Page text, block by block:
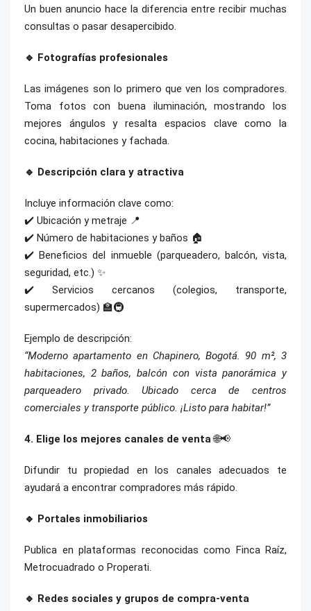
Un buen anuncio hace la diferencia entre recibir muchas
consultas o pasar desapercibido.
🔹 Fotografías profesionales
Las imágenes son lo primero que ven los compradores.
Toma fotos con buena iluminación, mostrando los
mejores ángulos y resalta espacios clave como la
cocina, habitaciones y fachada.
🔹 Descripción clara y atractiva
Incluye información clave como:
✔️ Ubicación y metraje 📍
✔️ Número de habitaciones y baños 🏠
✔️ Beneficios del inmueble (parqueadero, balcón, vista,
seguridad, etc.) ✨
✔️ Servicios cercanos (colegios, transporte,
supermercados) 🏫🚇
Ejemplo de descripción:
“Moderno apartamento en Chapinero, Bogotá. 90 m², 3
habitaciones, 2 baños, balcón con vista panorámica y
parqueadero privado. Ubicado cerca de centros
comerciales y transporte público. ¡Listo para habitar!”
4. Elige los mejores canales de venta🌐📢
Difundir tu propiedad en los canales adecuados te
ayudará a encontrar compradores más rápido.
🔹 Portales inmobiliarios
Publica en plataformas reconocidas como Finca Raíz,
Metrocuadrado o Properati.
🔹 Redes sociales y grupos de compra-venta